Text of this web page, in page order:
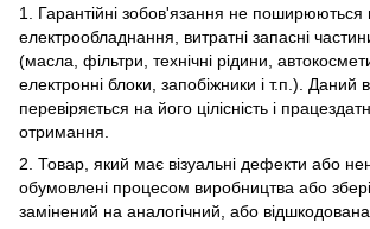
1. Гарантійні зобов'язання не поширюються
електрообладнання, витратні запасні
(масла, фільтри, технічні рідини,
електронні блоки, запобіжники і т.п.). Даний
перевіряється на його цілісність і
отримання.
2. Товар, який має візуальні дефекти або
обумовлені процесом виробництва або
замінений на аналогічний, або відшкодована